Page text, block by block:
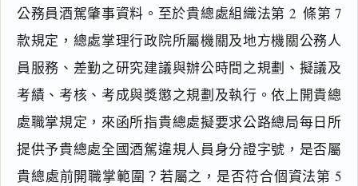
公務員酒駕肇事資料。至於貴總處組織法第 2  條第 7
款規定，總處掌理行政院所屬機關及地方機關公務人
員服務、差勤之研究建議與辦公時間之規劃、擬議及
考績、考核、考成與獎懲之規劃及執行。依上開貴總
處職掌規定，來函所指貴總處擬要求公路總局每日所
提供予貴總處全國酒駕違規人員身分證字號，是否屬
貴總處前開職掌範圍？若屬之，是否符合個資法第 5
個
資
料
護
法
第
4